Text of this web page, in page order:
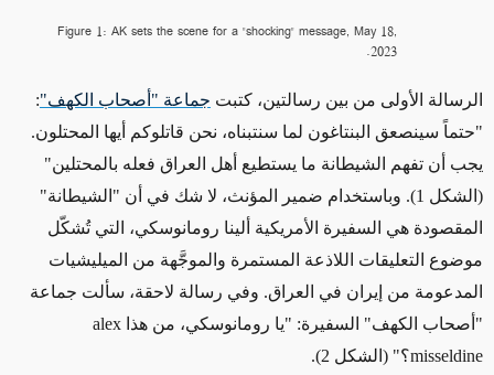
Figure 1: AK sets the scene for a "shocking" message, May 18,
2023.
الرسالة الأولى من بين رسالتين، كتبت جماعة "أصحاب الكهف":
"حتماً سينصعق البنتاغون لما سنتبناه، نحن قاتلوكم أيها المحتلون.
يجب أن تفهم الشيطانة ما يستطيع أهل العراق فعله بالمحتلين"
(الشكل 1).
وباستخدام ضمير المؤنث، لا شك في أن "الشيطانة"
المقصودة هي السفيرة الأمريكية ألينا رومانوسكي، التي تُشكّل
موضوع التعليقات اللاذعة المستمرة والموجَّهة من الميليشيات
المدعومة من إيران في العراق. وفي رسالة لاحقة، سألت جماعة
"أصحاب الكهف" السفيرة: "يا رومانوسكي، من هذا alex
misseldine؟"
(الشكل 2).